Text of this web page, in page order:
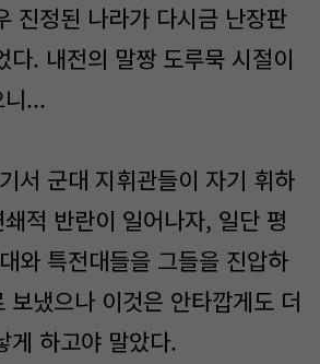
진정된 나라가 다시금 난장판
다. 내전의 말짱 도루묵 시절이
...
서 군대 지휘관들이 자기 휘하
적 반란이 일어나자, 일단 평
와 특전대들을 그들을 진압하
보냈으나 이것은 안타깝게도 더
게 하고야 말았다.